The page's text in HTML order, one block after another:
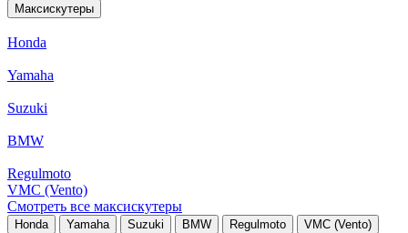
Максискутеры
Honda
Yamaha
Suzuki
BMW
Regulmoto
VMC (Vento)
Смотреть все максискутеры
Honda Yamaha Suzuki BMW Regulmoto VMC (Vento)